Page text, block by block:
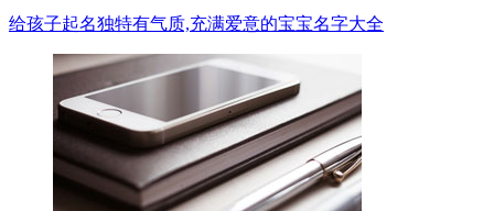
给孩子起名独特有气质,充满爱意的宝宝名字大全